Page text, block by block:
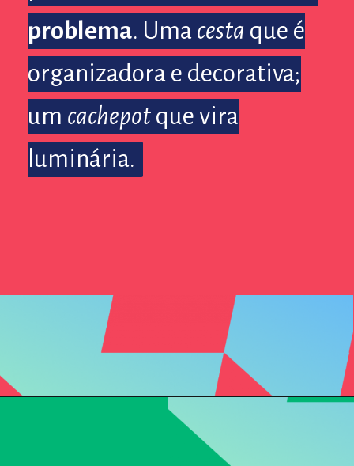
problema. Uma cesta que é
organizadora e decorativa;
um cachepotque vira
luminária.
problema. Uma cesta que é
organizadora e decorativa;
um cachepotque vira
luminária.